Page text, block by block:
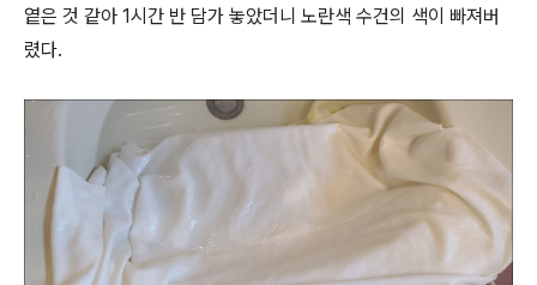
옅은 것 같아 1시간 반 담가 놓았더니 노란색 수건의 색이 빠져버
렸다.